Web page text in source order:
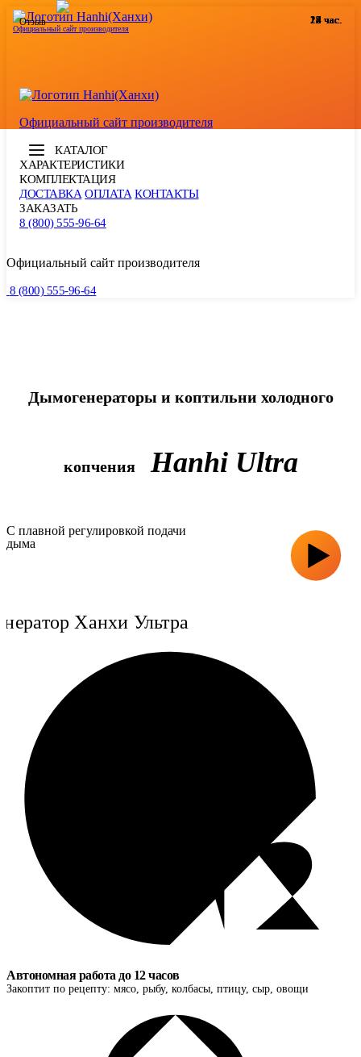
Официальный сайт производителя
Официальный сайт производителя
КАТАЛОГ
ХАРАКТЕРИСТИКИ
КОМПЛЕКТАЦИЯ
ДОСТАВКА ОПЛАТА КОНТАКТЫ
ЗАКАЗАТЬ
8 (800) 555-96-64
Официальный сайт производителя
8 (800) 555-96-64
Дымогенераторы и коптильни холодного
копчения Hanhi Ultra
С плавной регулировкой подачи
дыма
Автономная работа до 12 часов
Закоптит по рецепту: мясо, рыбу, колбасы, птицу, сыр, овощи
24 час.
12 час.
12 час.
12 час.
17 час.
12 час.
14 час.
19 час.
24 час.
15 час.
18 час.
15 час.
Отзыв